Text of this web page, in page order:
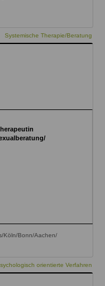
Systemische Therapie/Beratung
Köln/Bonn/Aachen/
orientierte Verfahren